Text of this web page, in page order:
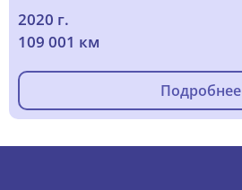
2020 г.
109 001 км
Подробнее